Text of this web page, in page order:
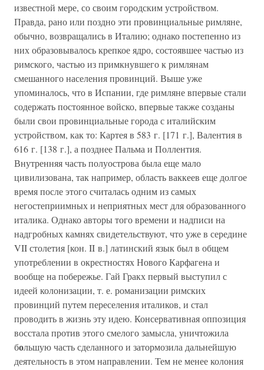
известной мере, со своим городским устройством.
Правда, рано или поздно эти провинциальные римляне,
обычно, возвращались в Италию; однако постепенно из
них образовывалось крепкое ядро, состоявшее частью из
римского, частью из примкнувшего к римлянам
смешанного населения провинций. Выше уже
упоминалось, что в Испании, где римляне впервые стали
содержать постоянное войско, впервые также созданы
были свои провинциальные города с италийским
устройством, как то: Картея в 583 г. [171 г.], Валентия в
616 г. [138 г.], а позднее Пальма и Поллентия.
Внутренняя часть полуострова была еще мало
цивилизована, так например, область ваккеев еще долгое
время после этого считалась одним из самых
негостеприимных и неприятных мест для образованного
италика. Однако авторы того времени и надписи на
надгробных камнях свидетельствуют, что уже в середине
VII столетия [кон. II в.] латинский язык был в общем
употреблении в окрестностях Нового Карфагена и
вообще на побережье. Гай Гракх первый выступил с
идеей колонизации, т. е. романизации римских
провинций путем переселения италиков, и стал
проводить в жизнь эту идею. Консервативная оппозиция
восстала против этого смелого замысла, уничтожила
большую часть сделанного и затормозила дальнейшую
деятельность в этом направлении. Тем не менее колония